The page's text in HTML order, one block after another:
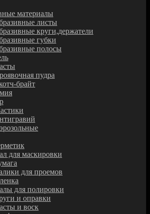
материалы
листы
круги,держатели
губки
полосы
пудра
брайт
для маскировки
для проемов
для полировки
и оправки
и воск